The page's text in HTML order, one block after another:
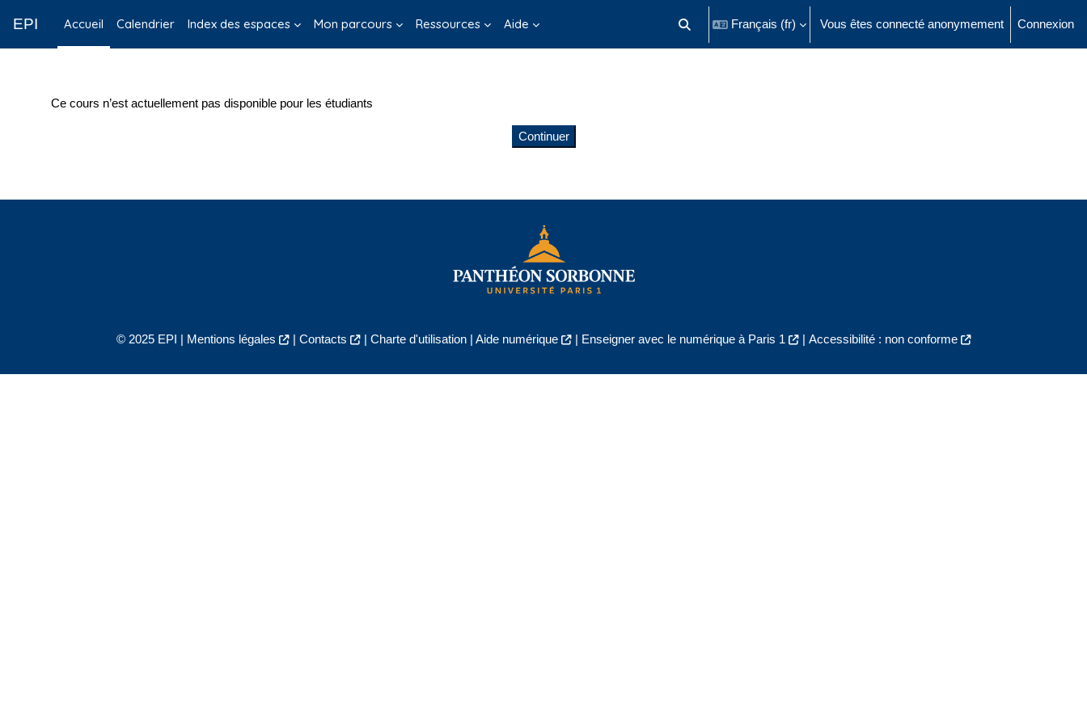
EPI Accueil Calendrier Index des espaces Mon parcours Ressources Aide Activer/désactiver la saisie de recherche
Français ‎(fr)‎ Vous êtes connecté anonymement Connexion
Ce cours n’est actuellement pas disponible pour les étudiants
Continuer
© 2025 EPI | Mentions légales | Contacts | Charte d'utilisation| Aide numérique | Enseigner avec le numérique à Paris 1 | Accessibilité : non conforme